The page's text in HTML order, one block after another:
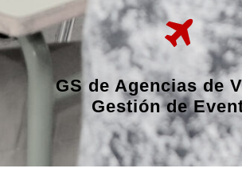
GS de Agencias de
Gestión de